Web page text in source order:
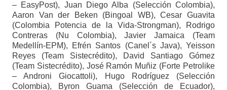
– EasyPost), Juan Diego Alba (Selección Colombia),
Aaron Van der Beken (Bingoal WB), Cesar Guavita
(Colombia Potencia de la Vida-Strongman), Rodrigo
Contreras (Nu Colombia), Javier Jamaica (Team
Medellín-EPM), Efrén Santos (Canel´s Java), Yeisson
Reyes (Team Sistecrédito), David Santiago Gómez
(Team Sistecrédito), José Ramón Muñiz (Forte Petrolike
– Androni Giocattoli), Hugo Rodríguez (Selección
Colombia), Byron Guama (Selección de Ecuador),